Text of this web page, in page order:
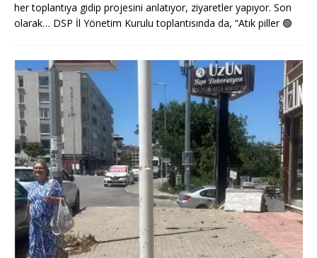
her toplantıya gidip projesini anlatıyor, ziyaretler yapıyor. Son
olarak… DSP İl Yönetim Kurulu toplantısında da, “Atık piller 🟢